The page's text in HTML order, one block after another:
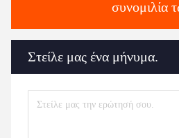
συνομιλία
Στείλε μας ένα μήνυμα.